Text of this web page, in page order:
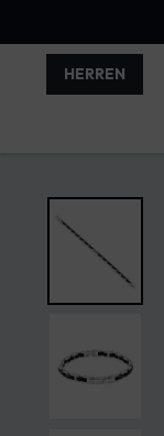
HERREN